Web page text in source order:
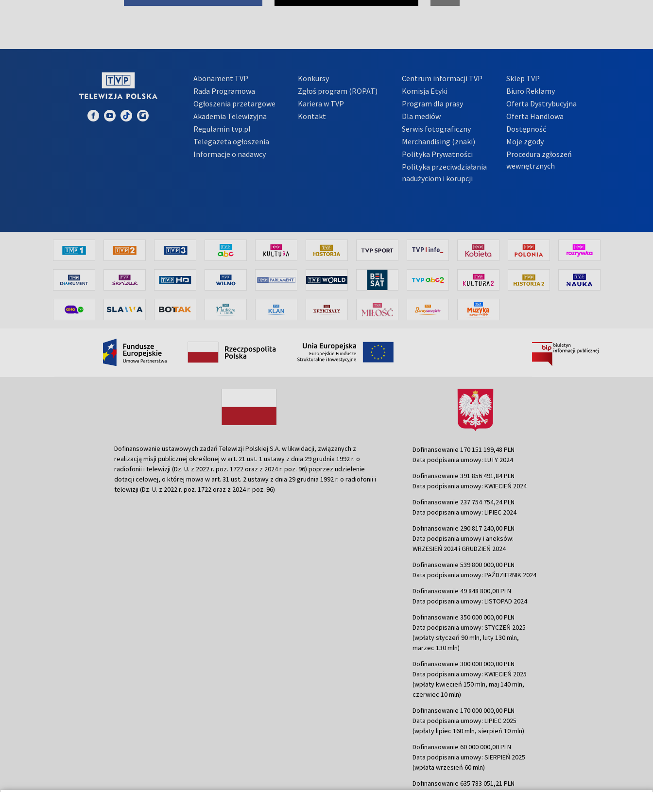
Abonament TVP
Rada Programowa
Ogłoszenia przetargowe
Akademia Telewizyjna
Regulamin tvp.pl
Telegazeta ogłoszenia
Informacje o nadawcy
Konkursy
Zgłoś program (ROPAT)
Kariera w TVP
Kontakt
Centrum informacji TVP
Komisja Etyki
Program dla prasy
Dla mediów
Serwis fotograficzny
Merchandising (znaki)
Polityka Prywatności
Polityka przeciwdziałania
nadużyciom i korupcji
Sklep TVP
Biuro Reklamy
Oferta Dystrybucyjna
Oferta Handlowa
Dostępność
Moje zgody
Procedura zgłoszeń
wewnętrznych
Dofinansowanie ustawowych zadań Telewizji Polskiej S.A. w likwidacji, związanych z
realizacją misji publicznej określonej w art. 21 ust. 1 ustawy z dnia 29 grudnia 1992 r. o
radiofonii i telewizji (Dz. U. z 2022 r. poz. 1722 oraz z 2024 r. poz. 96) poprzez udzielenie
dotacji celowej, o której mowa w art. 31 ust. 2 ustawy z dnia 29 grudnia 1992 r. o radiofonii i
telewizji (Dz. U. z 2022 r. poz. 1722 oraz z 2024 r. poz. 96)
Dofinansowanie 170 151 199,48 PLN
Data podpisania umowy: LUTY 2024
Dofinansowanie 391 856 491,84 PLN
Data podpisania umowy: KWIECIEŃ 2024
Dofinansowanie 237 754 754,24 PLN
Data podpisania umowy: LIPIEC 2024
Dofinansowanie 290 817 240,00 PLN
Data podpisania umowy i aneksów:
WRZESIEŃ 2024 i GRUDZIEŃ 2024
Dofinansowanie 539 800 000,00 PLN
Data podpisania umowy: PAŹDZIERNIK 2024
Dofinansowanie 49 848 800,00 PLN
Data podpisania umowy: LISTOPAD 2024
Dofinansowanie 350 000 000,00 PLN
Data podpisania umowy: STYCZEŃ 2025
(wpłaty styczeń 90 mln, luty 130 mln,
marzec 130 mln)
Dofinansowanie 300 000 000,00 PLN
Data podpisania umowy: KWIECIEŃ 2025
(wpłaty kwiecień 150 mln, maj 140 mln,
czerwiec 10 mln)
Dofinansowanie 170 000 000,00 PLN
Data podpisania umowy: LIPIEC 2025
(wpłaty lipiec 160 mln, sierpień 10 mln)
Dofinansowanie 60 000 000,00 PLN
Data podpisania umowy: SIERPIEŃ 2025
(wpłata wrzesień 60 mln)
Dofinansowanie 635 783 051,21 PLN